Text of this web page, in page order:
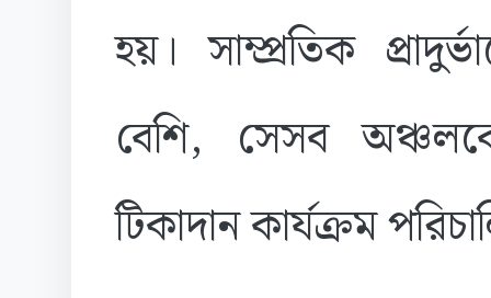
হয়। সাম্প্রতিক
বেশি, সেসব
টিকাদান কার্যক্রম